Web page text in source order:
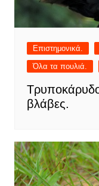
Επιστημονικά.
Όλα τα πουλιά.
βλάβες.